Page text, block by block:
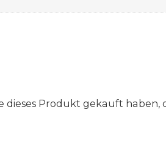
dieses Produkt gekauft haben,